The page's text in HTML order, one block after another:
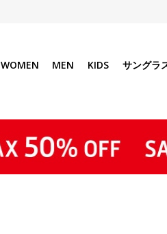
WOMEN MEN KIDS サングラ